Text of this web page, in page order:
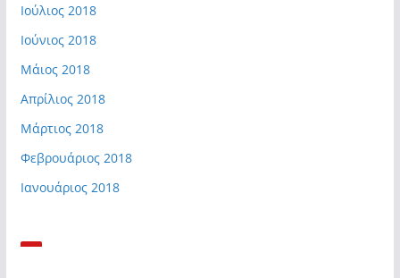
Ιούλιος 2018
Ιούνιος 2018
Μάιος 2018
Απρίλιος 2018
Μάρτιος 2018
Φεβρουάριος 2018
Ιανουάριος 2018